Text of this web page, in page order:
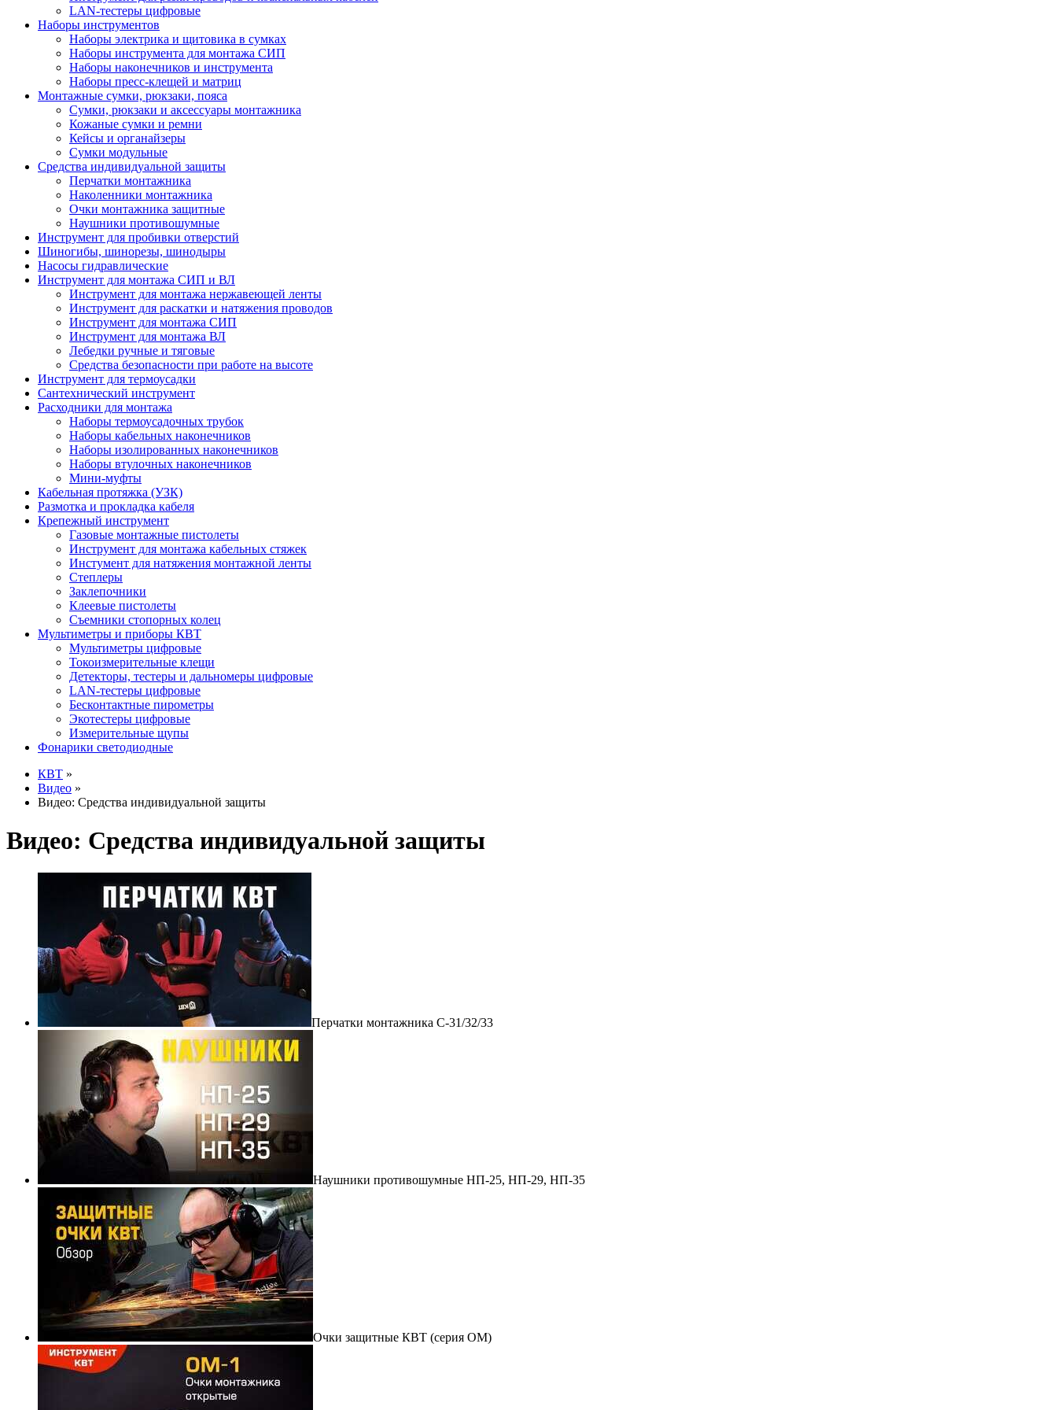
LAN-тестеры цифровые
Наборы инструментов
Наборы электрика и щитовика в сумках
Наборы инструмента для монтажа СИП
Наборы наконечников и инструмента
Наборы пресс-клещей и матриц
Монтажные сумки, рюкзаки, пояса
Сумки, рюкзаки и аксессуары монтажника
Кожаные сумки и ремни
Кейсы и органайзеры
Сумки модульные
Средства индивидуальной защиты
Перчатки монтажника
Наколенники монтажника
Очки монтажника защитные
Наушники противошумные
Инструмент для пробивки отверстий
Шиногибы, шинорезы, шинодыры
Насосы гидравлические
Инструмент для монтажа СИП и ВЛ
Инструмент для монтажа нержавеющей ленты
Инструмент для раскатки и натяжения проводов
Инструмент для монтажа СИП
Инструмент для монтажа ВЛ
Лебедки ручные и тяговые
Средства безопасности при работе на высоте
Инструмент для термоусадки
Сантехнический инструмент
Расходники для монтажа
Наборы термоусадочных трубок
Наборы кабельных наконечников
Наборы изолированных наконечников
Наборы втулочных наконечников
Мини-муфты
Кабельная протяжка (УЗК)
Размотка и прокладка кабеля
Крепежный инструмент
Газовые монтажные пистолеты
Инструмент для монтажа кабельных стяжек
Инстумент для натяжения монтажной ленты
Степлеры
Заклепочники
Клеевые пистолеты
Съемники стопорных колец
Мультиметры и приборы КВТ
Мультиметры цифровые
Токоизмерительные клещи
Детекторы, тестеры и дальномеры цифровые
LAN-тестеры цифровые
Бесконтактные пирометры
Экотестеры цифровые
Измерительные щупы
Фонарики светодиодные
КВТ »
Видео »
Видео: Средства индивидуальной защиты
Видео: Средства индивидуальной защиты
Перчатки монтажника C-31/32/33
Наушники противошумные НП-25, НП-29, НП-35
Очки защитные КВТ (серия ОМ)